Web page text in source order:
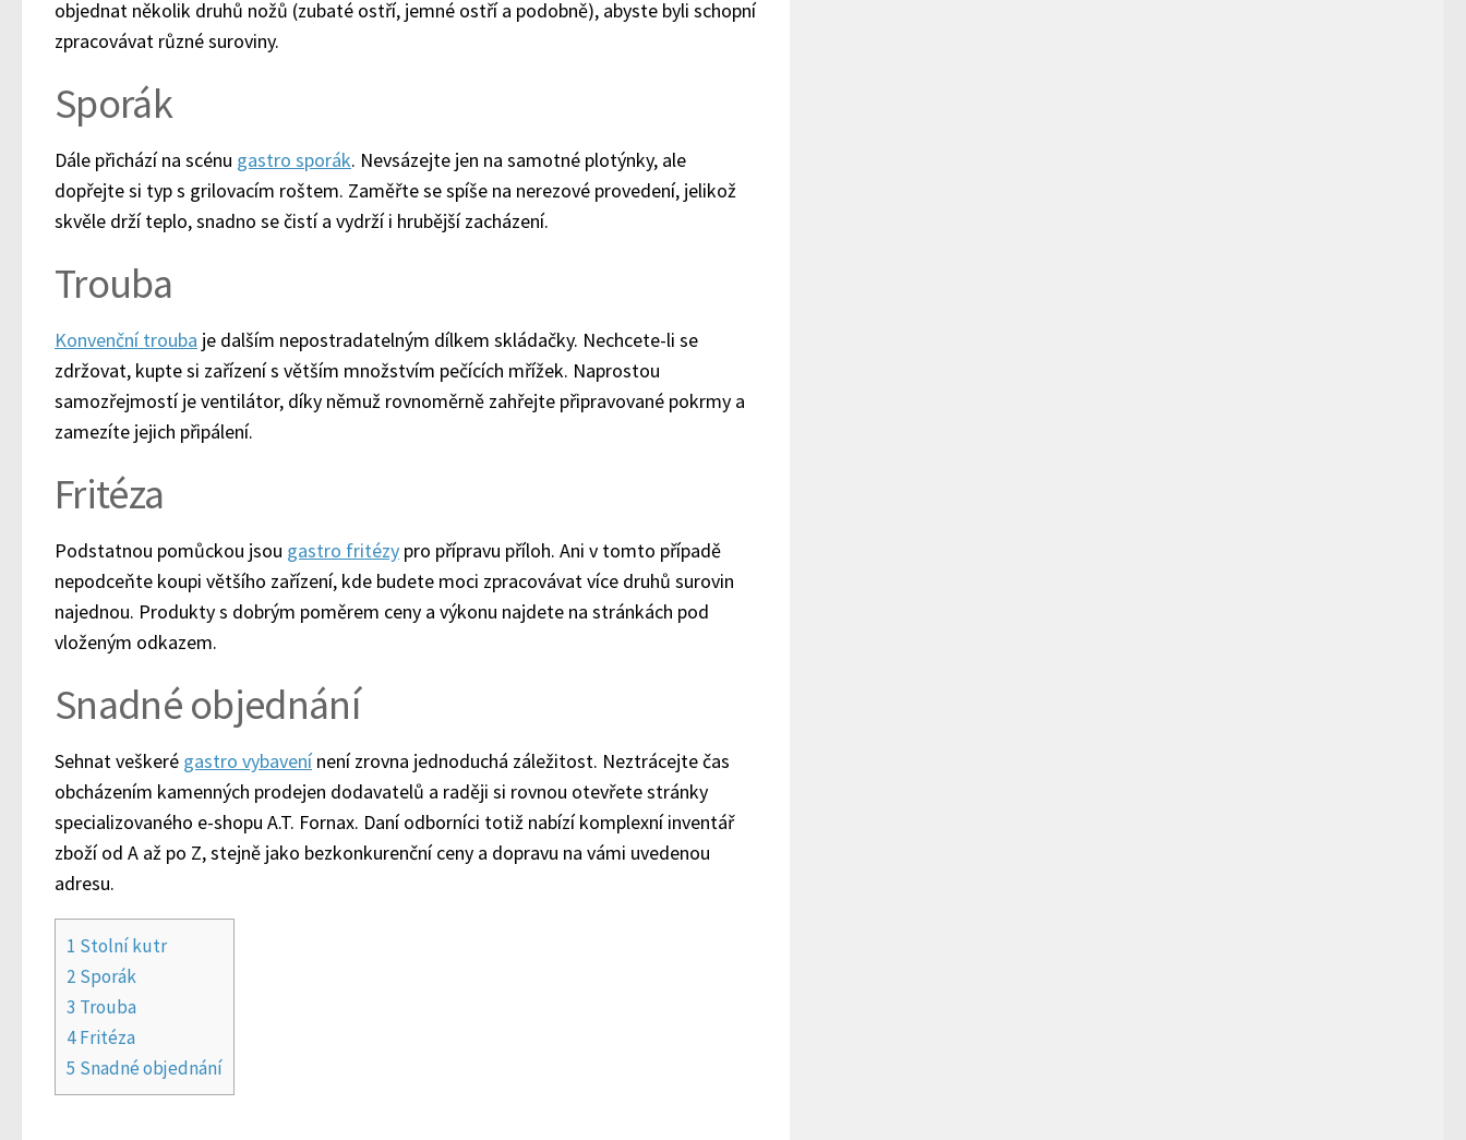
objednat několik druhů nožů (zubaté ostří, jemné ostří a podobně), abyste byli schopní
zpracovávat různé suroviny.
Sporák
Dále přichází na scénu gastro sporák. Nevsázejte jen na samotné plotýnky, ale
dopřejte si typ s grilovacím roštem. Zaměřte se spíše na nerezové provedení, jelikož
skvěle drží teplo, snadno se čistí a vydrží i hrubější zacházení.
Trouba
Konvenční trouba je dalším nepostradatelným dílkem skládačky. Nechcete-li se
zdržovat, kupte si zařízení s větším množstvím pečících mřížek. Naprostou
samozřejmostí je ventilátor, díky němuž rovnoměrně zahřejte připravované pokrmy a
zamezíte jejich připálení.
Fritéza
Podstatnou pomůckou jsou gastro fritézy pro přípravu příloh. Ani v tomto případě
nepodceňte koupi většího zařízení, kde budete moci zpracovávat více druhů surovin
najednou. Produkty s dobrým poměrem ceny a výkonu najdete na stránkách pod
vloženým odkazem.
Snadné objednání
Sehnat veškeré gastro vybavenínení zrovna jednoduchá záležitost. Neztrácejte čas
obcházením kamenných prodejen dodavatelů a raději si rovnou otevřete stránky
specializovaného e-shopu A.T. Fornax. Daní odborníci totiž nabízí komplexní inventář
zboží od A až po Z, stejně jako bezkonkurenční ceny a dopravu na vámi uvedenou
adresu.
1 Stolní kutr
2 Sporák
3 Trouba
4Fritéza
5 Snadné objednání